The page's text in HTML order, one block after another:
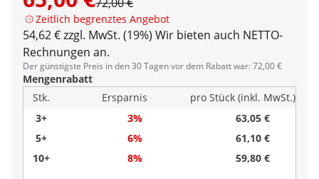
Zeitlich begrenztes Angebot
54,62 € zzgl. MwSt. (19%) Wir bieten auch NETTO-
Rechnungen an.
Der günstigste Preis in den 30 Tagen vor dem Rabatt war: 72,00 €
Mengenrabatt
Stk.
Ersparnis
pro Stück (inkl. MwSt.)
3+
3%
63,05 €
5+
6%
61,10 €
10+
8% 59,80 €